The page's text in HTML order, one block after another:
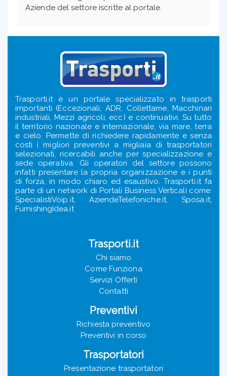
Aziende del settore iscritte al portale.
Trasporti.it è un portale specializzato in trasporti
importanti (Eccezionali, ADR, Collettame, Macchinari
industriali, Mezzi agricoli, ecc) e continuativi. Su tutto
il territorio nazionale e internazionale, via mare, terra
e cielo. Permette di richiedere rapidamente e senza
costi i migliori preventivi a migliaia di trasportatori
selezionati, ricercabili anche per specializzazione e
sede operativa. Gli operatori del settore possono
infatti presentare la propria organizzazione e i punti
di forza, in modo chiaro ed esaustivo. Trasporti.it fa
parte di un network di Portali Business Verticali come:
SpecialistiVoip.it, AziendeTelefoniche.it, Sposa.it,
FurnishingIdea.it
Trasporti.it
Chi siamo
Come Funziona
Servizi Offerti
Contatti
Preventivi
Richiesta preventivo
Preventivi in corso
Trasportatori
Presentazione trasportatori